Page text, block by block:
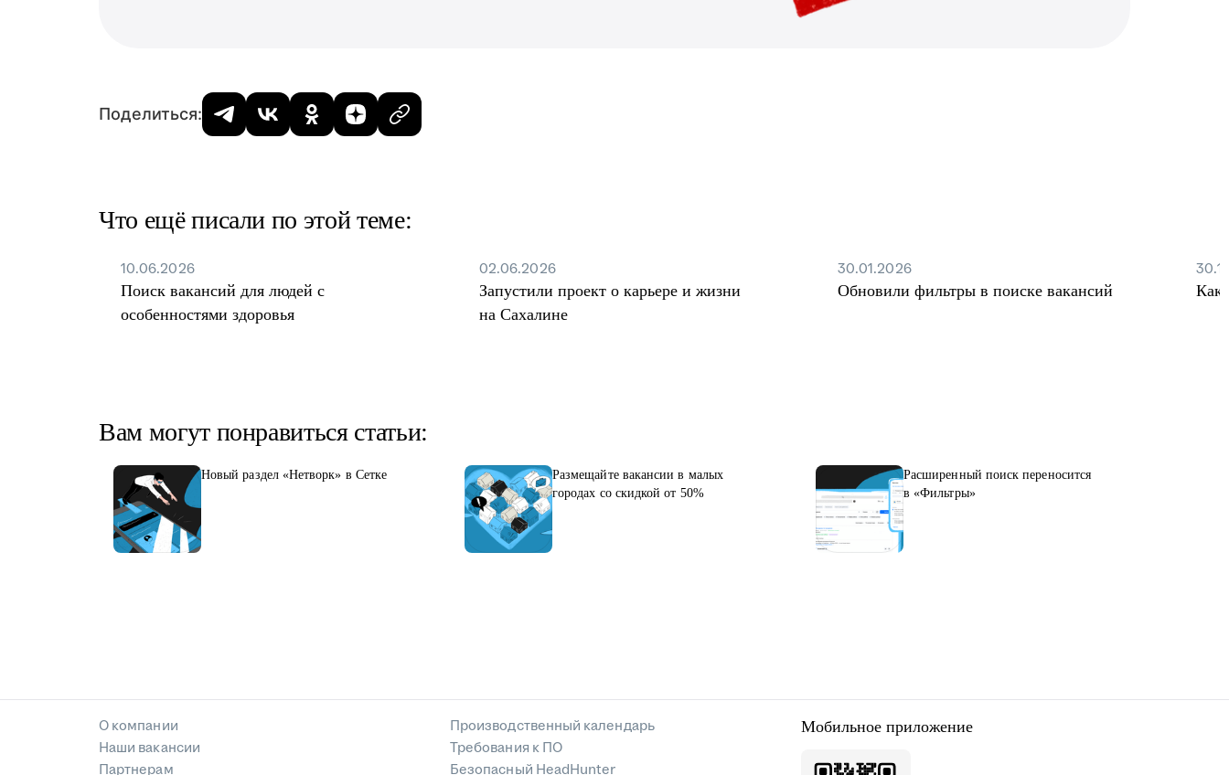
Поделиться:
Что ещё писали по этой теме:
10.06.2026
Поиск вакансий для людей с
особенностями здоровья
02.06.2026
Запустили проект о карьере и жизни
на Сахалине
30.01.2026
Обновили фильтры в поиске вакансий Как
Вам могут понравиться статьи:
Новый раздел «Нетворк» в Сетке
Размещайте вакансии в малых
городах со скидкой от 50%
Расширенный поиск переносится
в «Фильтры»
О компании
Наши вакансии
Партнерам
Производственный календарь
Требования к ПО
Безопасный HeadHunter
Мобильное приложение